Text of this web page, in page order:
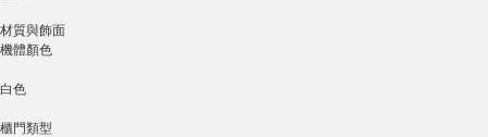
材質與飾面
機體顏色
白色
櫃門類型